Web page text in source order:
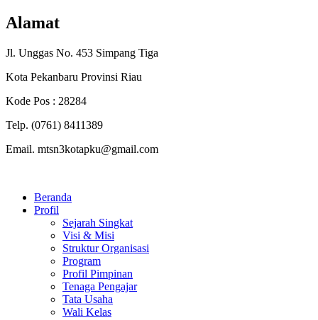
Alamat
Jl. Unggas No. 453 Simpang Tiga
Kota Pekanbaru Provinsi Riau
Kode Pos : 28284
Telp. (0761) 8411389
Email. mtsn3kotapku@gmail.com
Beranda
Profil
Sejarah Singkat
Visi & Misi
Struktur Organisasi
Program
Profil Pimpinan
Tenaga Pengajar
Tata Usaha
Wali Kelas